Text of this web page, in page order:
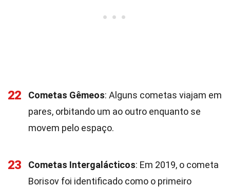
22 Cometas Gêmeos: Alguns cometas viajam em
pares, orbitando um ao outro enquanto se
movem pelo espaço.
23 Cometas Intergalácticos: Em 2019, o cometa
Borisov foi identificado como o primeiro